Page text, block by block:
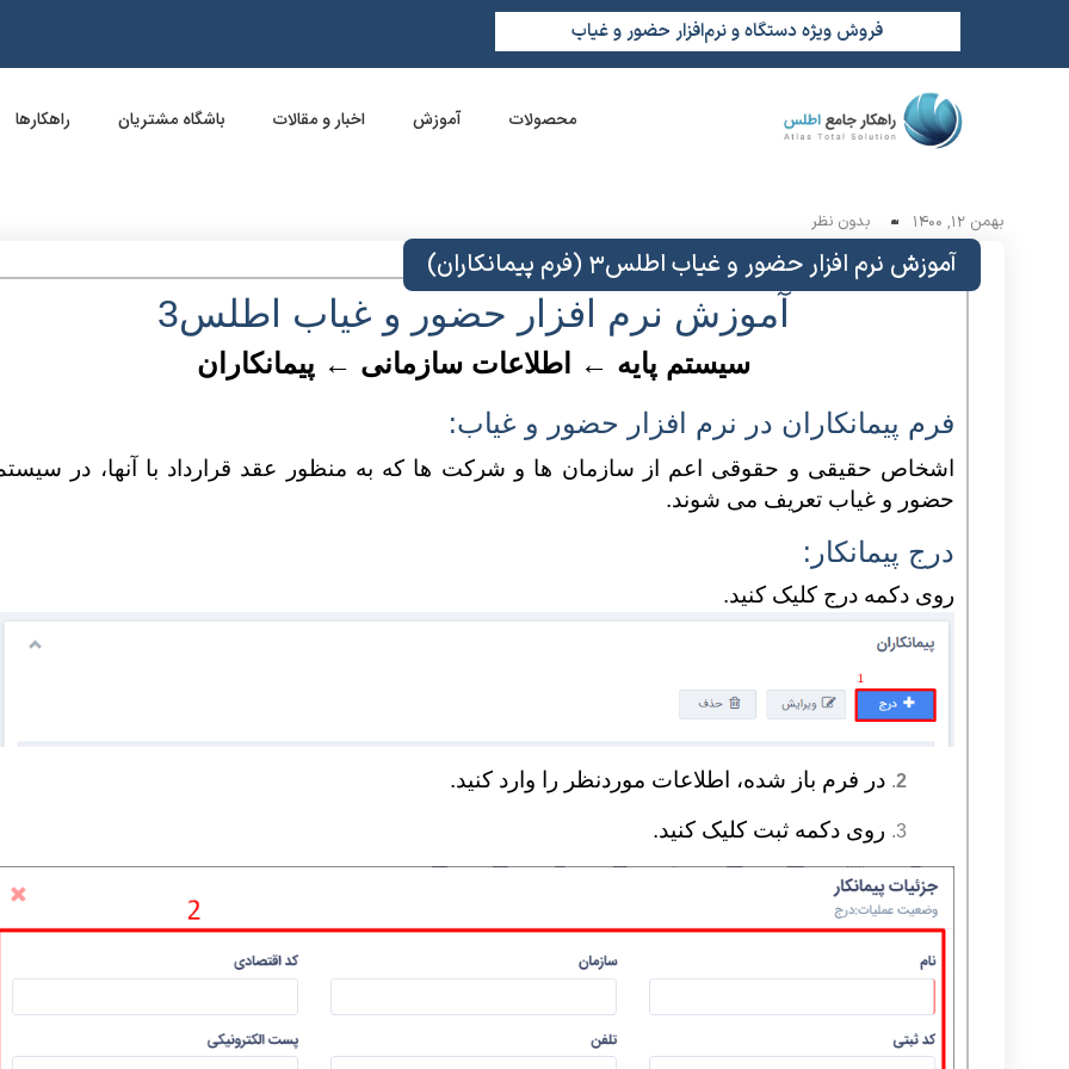
فروش ویژه دستگاه و نرم‌افزار حضور و غیاب
محصولات آموزش اخبار و مقالات باشگاه مشتریان راهکارها
بهمن 12, 1400 بدون نظر
آموزش نرم افزار حضور و غیاب اطلس3 (فرم پیمانکاران)
آموزش نرم افزار حضور و غیاب اطلس3
سیستم پایه ← اطلاعات سازمانی ← پیمانکاران
فرم پیمانکاران در نرم افزار حضور و غیاب:
اشخاص حقیقی و حقوقی اعم از سازمان ها و شرکت ها که به منظور عقد قرارداد با آنها، در
حضور و غیاب تعریف می شوند.
درج پیمانکار:
روی دکمه درج کلیک کنید.
2
. در فرم باز شده، اطلاعات موردنظر را وارد کنید.
3. روی دکمه ثبت کلیک کنید.